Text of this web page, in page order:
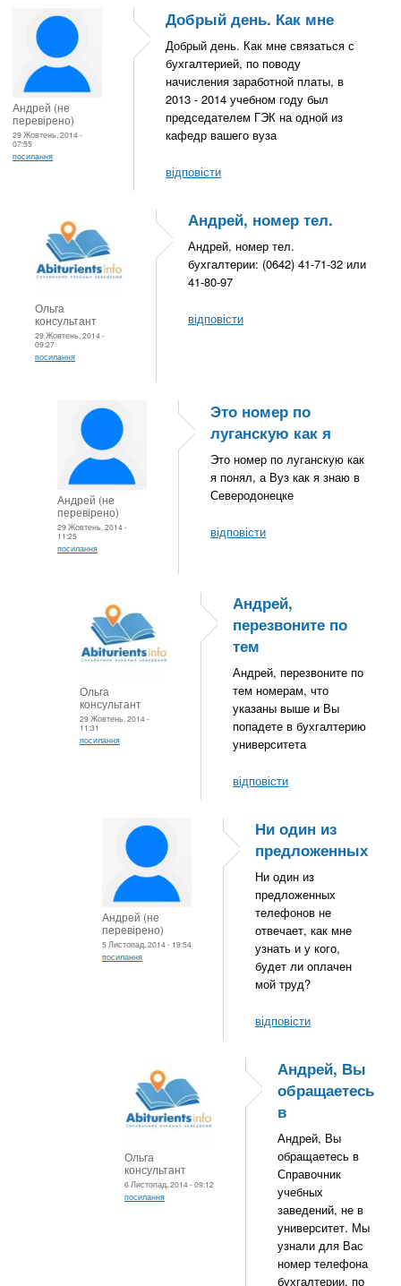
Андрей (не
перевірено)
29 Жовтень, 2014 -
07:55
посилання
Добрый день. Как мне
Добрый день. Как мне связаться с
бухгалтерией, по поводу
начисления заработной платы, в
2013 - 2014 учебном году был
председателем ГЭК на одной из
кафедр вашего вуза
відповісти
Ольга
консультант
29 Жовтень, 2014 -
09:27
посилання
Андрей, номер тел.
Андрей, номер тел.
бухгалтерии: (0642) 41-71-32 или
41-80-97
відповісти
Андрей (не
перевірено)
29 Жовтень, 2014 -
11:25
посилання
Это номер по
луганскую как я
Это номер по луганскую как
я понял, а Вуз как я знаю в
Северодонецке
відповісти
Ольга
консультант
29 Жовтень, 2014 -
11:31
посилання
Андрей,
перезвоните по
тем
Андрей, перезвоните по
тем номерам, что
указаны выше и Вы
попадете в бухгалтерию
университета
відповісти
Андрей (не
перевірено)
5 Листопад, 2014 - 19:54
посилання
Ни один из
предложенных
Ни один из
предложенных
телефонов не
отвечает, как мне
узнать и у кого,
будет ли оплачен
мой труд?
відповісти
Ольга
консультант
6 Листопад, 2014 - 09:12
посилання
Андрей, Вы
обращаетесь
в
Андрей, Вы
обращаетесь в
Справочник
учебных
заведений, не в
университет. Мы
узнали для Вас
номер телефона
бухгалтерии, по